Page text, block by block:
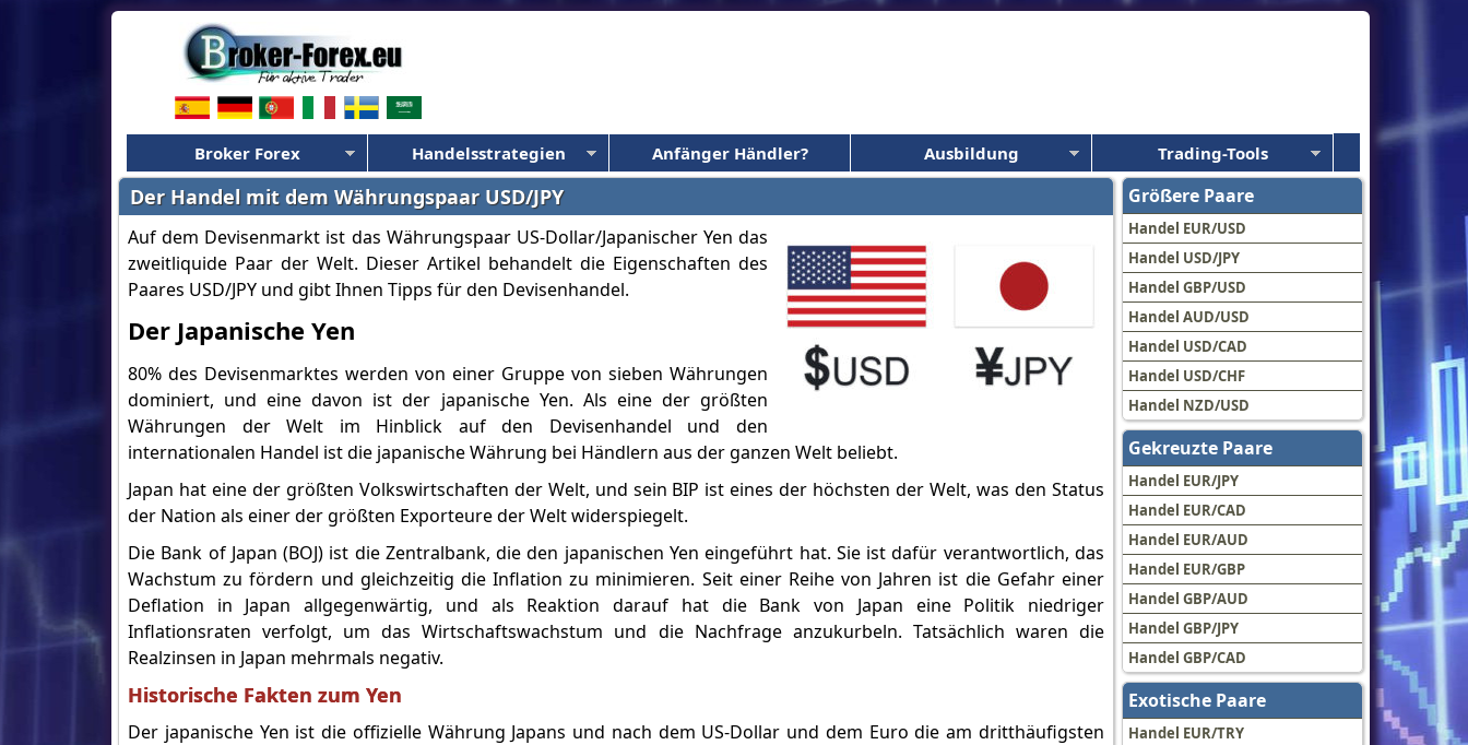
Broker Forex Handelsstrategien Anfänger Händler? Ausbildung Trading-Tools
Größere Paare
Handel EUR/USD
Handel USD/JPY
Handel GBP/USD
Handel AUD/USD
Handel USD/CAD
Handel USD/CHF
Handel NZD/USD
Gekreuzte Paare
Handel EUR/JPY
Handel EUR/CAD
Handel EUR/AUD
Handel EUR/GBP
Handel GBP/AUD
Handel GBP/JPY
Handel GBP/CAD
Exotische Paare
Handel EUR/TRY
Der Handel mit dem Währungspaar USD/JPY
Auf dem Devisenmarkt ist das Währungspaar US-Dollar/Japanischer Yen das
zweitliquide Paar der Welt. Dieser Artikel behandelt die Eigenschaften des
Paares USD/JPY und gibt Ihnen Tipps für den Devisenhandel.
Der Japanische Yen
80% des Devisenmarktes werden von einer Gruppe von sieben Währungen
dominiert, und eine davon ist der japanische Yen. Als eine der größten
Währungen der Welt im Hinblick auf den Devisenhandel und den
internationalen Handel ist die japanische Währung bei Händlern aus der ganzen Welt beliebt.
Japan hat eine der größten Volkswirtschaften der Welt, und sein BIP ist eines der höchsten der Welt, was den Status
der Nation als einer der größten Exporteure der Welt widerspiegelt.
Die Bank of Japan (BOJ) ist die Zentralbank, die den japanischen Yen eingeführt hat. Sie ist dafür verantwortlich, das
Wachstum zu fördern und gleichzeitig die Inflation zu minimieren. Seit einer Reihe von Jahren ist die Gefahr einer
Deflation in Japan allgegenwärtig, und als Reaktion darauf hat die Bank von Japan eine Politik niedriger
Inflationsraten verfolgt, um das Wirtschaftswachstum und die Nachfrage anzukurbeln. Tatsächlich waren die
Realzinsen in Japan mehrmals negativ.
Historische Fakten zum Yen
Der japanische Yen ist die offizielle Währung Japans und nach dem US-Dollar und dem Euro die am dritthäufigsten